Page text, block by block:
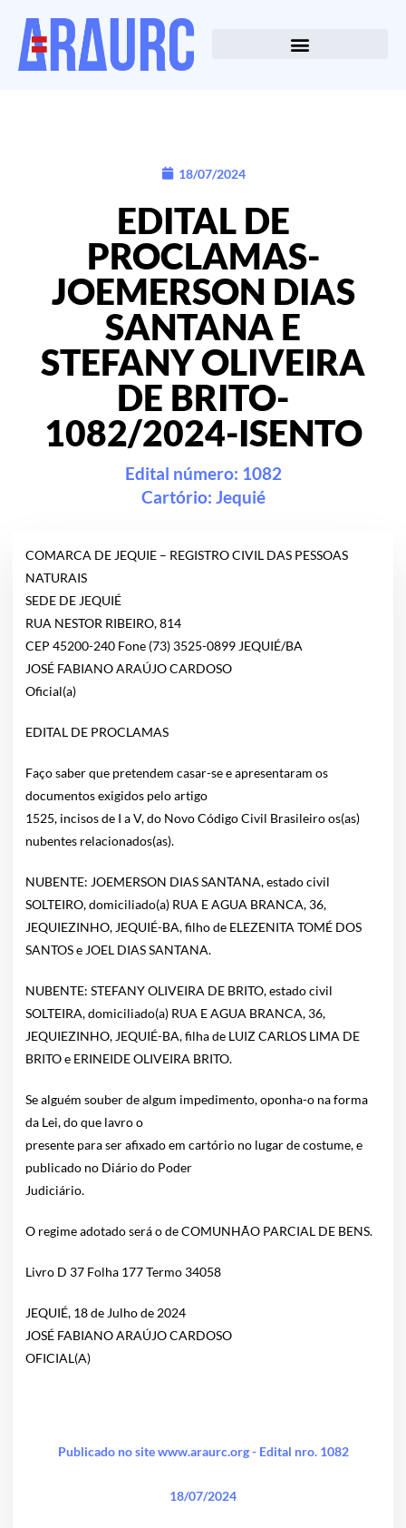
18/07/2024
EDITAL DE
PROCLAMAS-
JOEMERSON DIAS
SANTANA E
STEFANY OLIVEIRA
DE BRITO-
1082/2024-ISENTO
Edital número: 1082
Cartório: Jequié
COMARCA DE JEQUIE – REGISTRO CIVIL DAS PESSOAS
NATURAIS
SEDE DE JEQUIÉ
RUA NESTOR RIBEIRO, 814
CEP 45200-240 Fone (73) 3525-0899 JEQUIÉ/BA
JOSÉ FABIANO ARAÚJO CARDOSO
Oficial(a)
EDITAL DE PROCLAMAS
Faço saber que pretendem casar-se e apresentaram os
documentos exigidos pelo artigo
1525, incisos de I a V, do Novo Código Civil Brasileiro os(as)
nubentes relacionados(as).
NUBENTE: JOEMERSON DIAS SANTANA, estado civil
SOLTEIRO, domiciliado(a) RUA E AGUA BRANCA, 36,
JEQUIEZINHO, JEQUIÉ-BA, filho de ELEZENITA TOMÉ DOS
SANTOS e JOEL DIAS SANTANA.
NUBENTE: STEFANY OLIVEIRA DE BRITO, estado civil
SOLTEIRA, domiciliado(a) RUA E AGUA BRANCA, 36,
JEQUIEZINHO, JEQUIÉ-BA, filha de LUIZ CARLOS LIMA DE
BRITO e ERINEIDE OLIVEIRA BRITO.
Se alguém souber de algum impedimento, oponha-o na forma
da Lei, do que lavro o
presente para ser afixado em cartório no lugar de costume, e
publicado no Diário do Poder
Judiciário.
O regime adotado será o de COMUNHÃO PARCIAL DE BENS.
Livro D 37 Folha 177 Termo 34058
JEQUIÉ, 18 de Julho de 2024
JOSÉ FABIANO ARAÚJO CARDOSO
OFICIAL(A)
Publicado no site www.araurc.org - Edital nro. 1082
18/07/2024